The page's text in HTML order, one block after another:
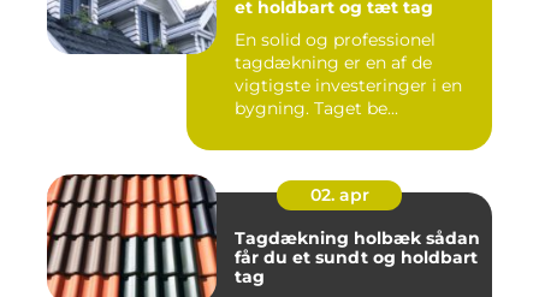
et holdbart og tæt tag
En solid og professionel
tagdækning er en af de
vigtigste investeringer i en
bygning. Taget be...
02. apr
Tagdækning holbæk sådan
får du et sundt og holdbart
tag